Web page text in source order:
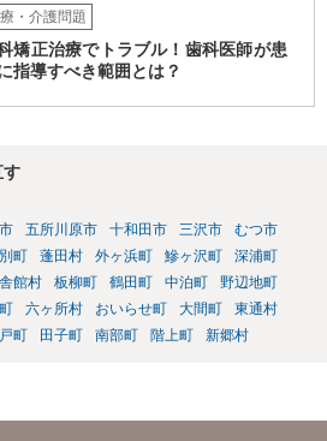
も弁護士に相談します」と告げ、支払い
ることをお勧めします。 ご参考になれば
・介護問題
矯正治療でトラブル！歯科医師が患
指導すべき範囲とは？
す
五所川原市 十和田市 三沢市
むつ市
町 蓬田村 外ヶ浜町 鰺ヶ沢町
深浦町
館村 板柳町 鶴田町 中泊町
野辺地町
六ヶ所村 おいらせ町 大間町
東通村
町 田子町 南部町 階上町 新郷村